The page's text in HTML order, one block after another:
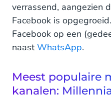
verrassend, aangezien
Facebook is
Facebook op een
naastWhatsApp.
Meest populaire
kanalen: